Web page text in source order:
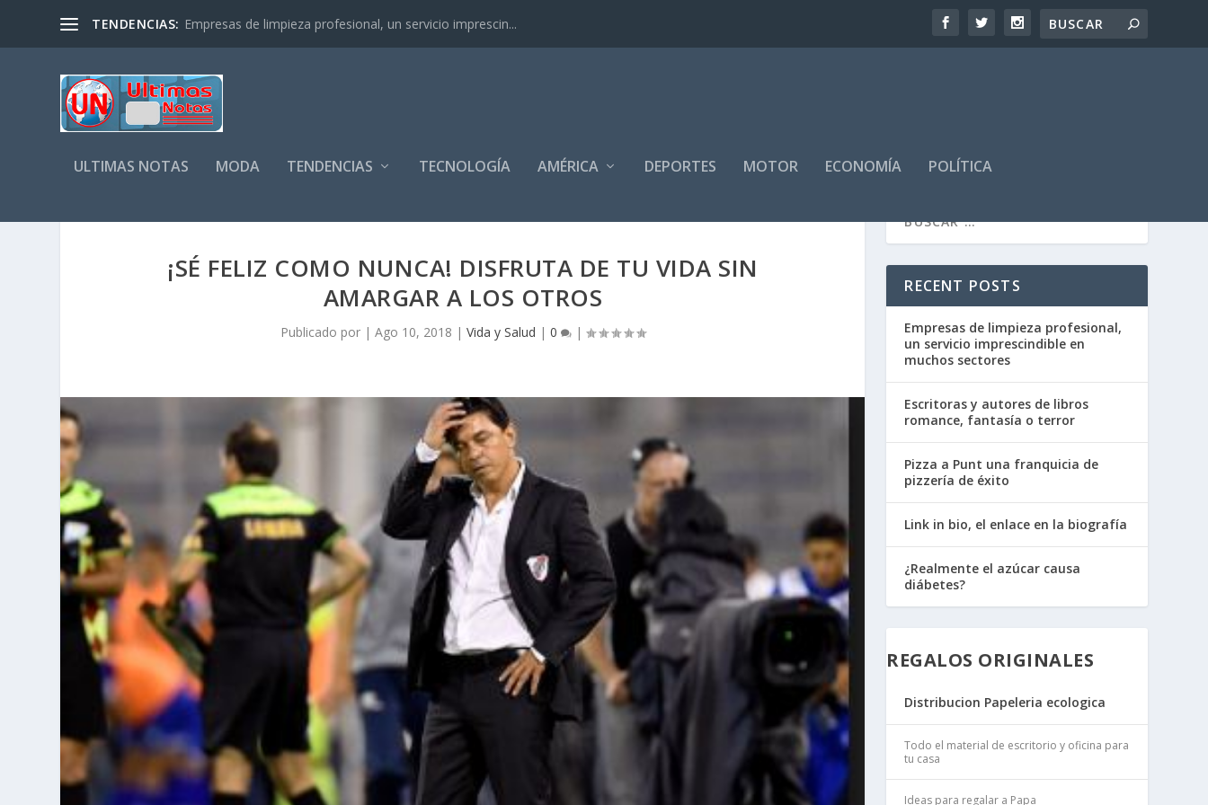
TENDENCIAS: Empresas de limpieza profesional, un servicio imprescin...
ULTIMAS NOTAS MODA TENDENCIAS TECNOLOGÍA AMÉRICA DEPORTES MOTOR ECONOMÍA POLÍTICA
¡SÉ FELIZ COMO NUNCA! DISFRUTA DE TU VIDA SIN
AMARGAR A LOS OTROS
Publicado por | Ago 10, 2018 | Vida y Salud | 0 |
RECENT POSTS
Empresas de limpieza profesional,
un servicio imprescindible en
muchos sectores
Escritoras y autores de libros
romance, fantasía o terror
Pizza a Punt una franquicia de
pizzería de éxito
Link in bio, el enlace en la biografía
¿Realmente el azúcar causa
diábetes?
REGALOS ORIGINALES
Distribucion Papeleria ecologica
Todo el material de escritorio y oficina para
tu casa
Ideas para regalar a Papa